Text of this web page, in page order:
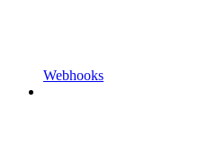
Webhooks